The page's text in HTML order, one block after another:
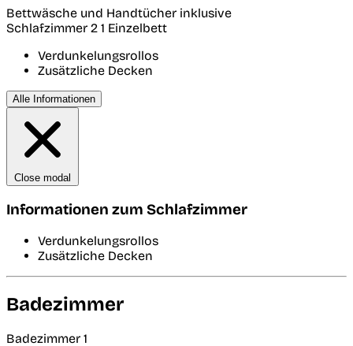
Bettwäsche und Handtücher inklusive
Schlafzimmer 2 1 Einzelbett
Verdunkelungsrollos
Zusätzliche Decken
Alle Informationen
Close modal
Informationen zum Schlafzimmer
Verdunkelungsrollos
Zusätzliche Decken
Badezimmer
Badezimmer 1